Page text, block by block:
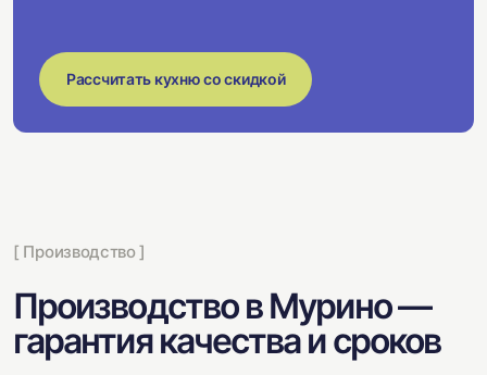
Рассчитать кухню со скидкой
[ Производство ]
Производство в Мурино —
гарантия качества и сроков